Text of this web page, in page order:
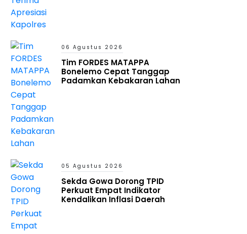
06 Agustus 2026
Tim FORDES MATAPPA
Bonelemo Cepat Tanggap
Padamkan Kebakaran Lahan
05 Agustus 2026
Sekda Gowa Dorong TPID
Perkuat Empat Indikator
Kendalikan Inflasi Daerah